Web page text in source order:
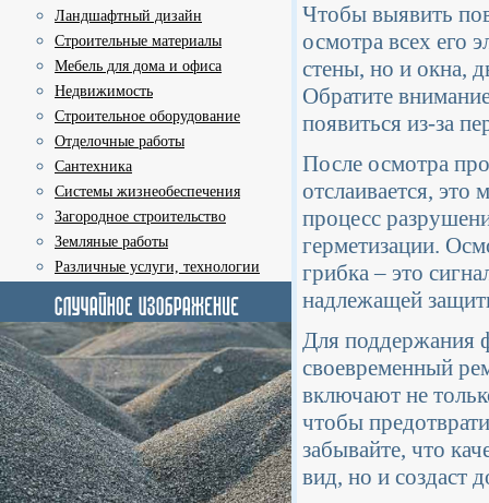
Ландшафтный дизайн
Строительные материалы
Мебель для дома и офиса
Недвижимость
Строительное оборудование
Отделочные работы
Сантехника
Системы жизнеобеспечения
Загородное строительство
Земляные работы
Различные услуги, технологии
Чтобы выявить
осмотра всех его
стены, но и окна,
Обратите
появиться из-за
После осмотра
отслаивается,
процесс
герметизации.
грибка – это
надлежащей
Для поддержания
своевременный
включают не
чтобы
забывайте, что
вид, но и создаст